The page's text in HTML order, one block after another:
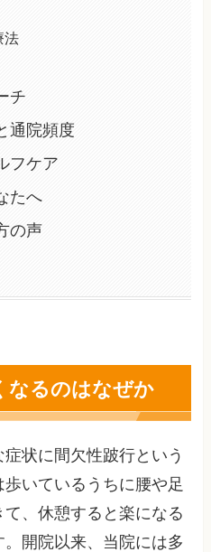
法
チ
通院頻度
フケア
たへ
の声
なるのはなぜか
状に間欠性跛行という
いているうちに腰や足
、休憩すると楽になる
開院以来、当院には多